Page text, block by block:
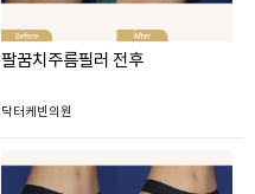
팔꿈치주름필러 전후
닥터케빈의원